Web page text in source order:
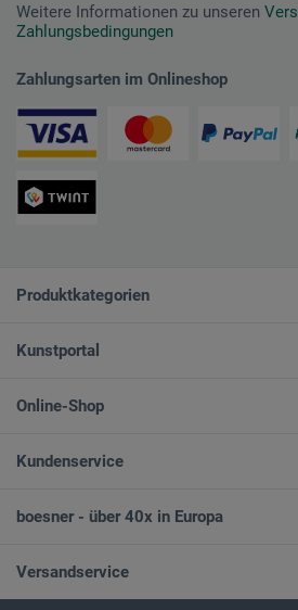
Weitere Informationen zu unseren
Zahlungsbedingungen
Zahlungsarten im Onlineshop
Produktkategorien
Kunstportal
Online-Shop
Kundenservice
boesner - über 40x in Europa
Versandservice